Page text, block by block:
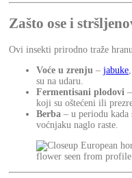
Zašto ose i
Ovi insekti prirodno traže
Voće u zrenju – jabuke
su na udaru.
Fermentisani plodovi
koji su oštećeni ili
Berba – u periodu
voćnjaku naglo raste.